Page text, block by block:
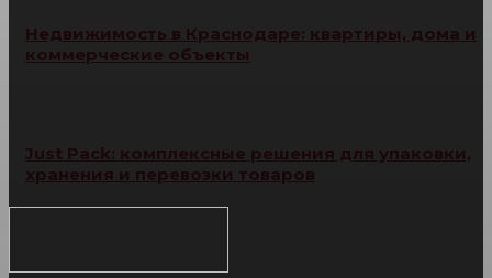
Недвижимость в Краснодаре: квартиры, дома и
коммерческие объекты
Just Pack: комплексные решения для упаковки,
хранения и перевозки товаров